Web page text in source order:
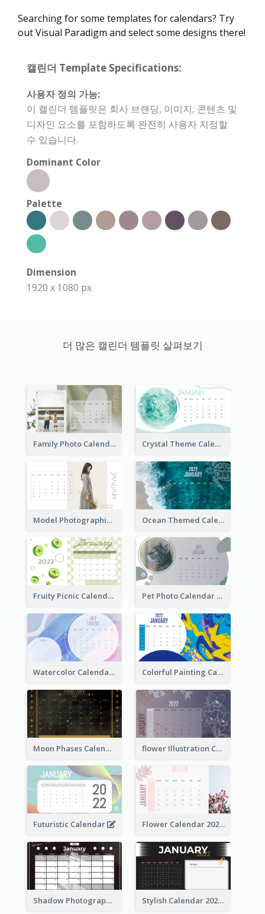
Searching for some templates for calendars? Try
out Visual Paradigm and select some designs there!
캘린더 Template Specifications:
사용자 정의 가능:
이 캘린더 템플릿은 회사 브랜딩, 이미지, 콘텐츠 및
디자인 요소를 포함하도록 완전히 사용자 지정할
수 있습니다.
Dominant Color
Palette
Dimension
1920 x 1080 px
더 많은 캘린더 템플릿 살펴보기
Family Photo Calendar Crystal Theme Calendar
Model Photographic Calendar Ocean Themed Calendar
Fruity Picnic Calendar Pet Photo Calendar
Watercolor Calendar With Notes Colorful Painting Calendar
Moon Phases Calendar flower Illustration Calendar 2022
Futuristic Calendar Flower Calendar 2022
Shadow Photography Calendar 2022 Stylish Calendar 2022